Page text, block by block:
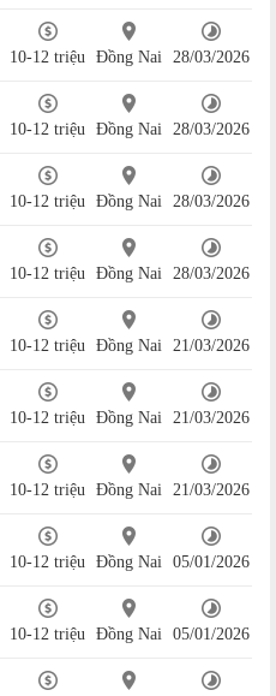
10-12 triệu Đồng Nai 28/03/2026
10-12 triệu Đồng Nai 28/03/2026
10-12 triệu Đồng Nai 28/03/2026
10-12 triệu Đồng Nai 28/03/2026
10-12 triệu Đồng Nai 21/03/2026
10-12 triệu Đồng Nai 21/03/2026
10-12 triệu Đồng Nai 21/03/2026
10-12 triệu Đồng Nai 05/01/2026
10-12 triệu Đồng Nai 05/01/2026